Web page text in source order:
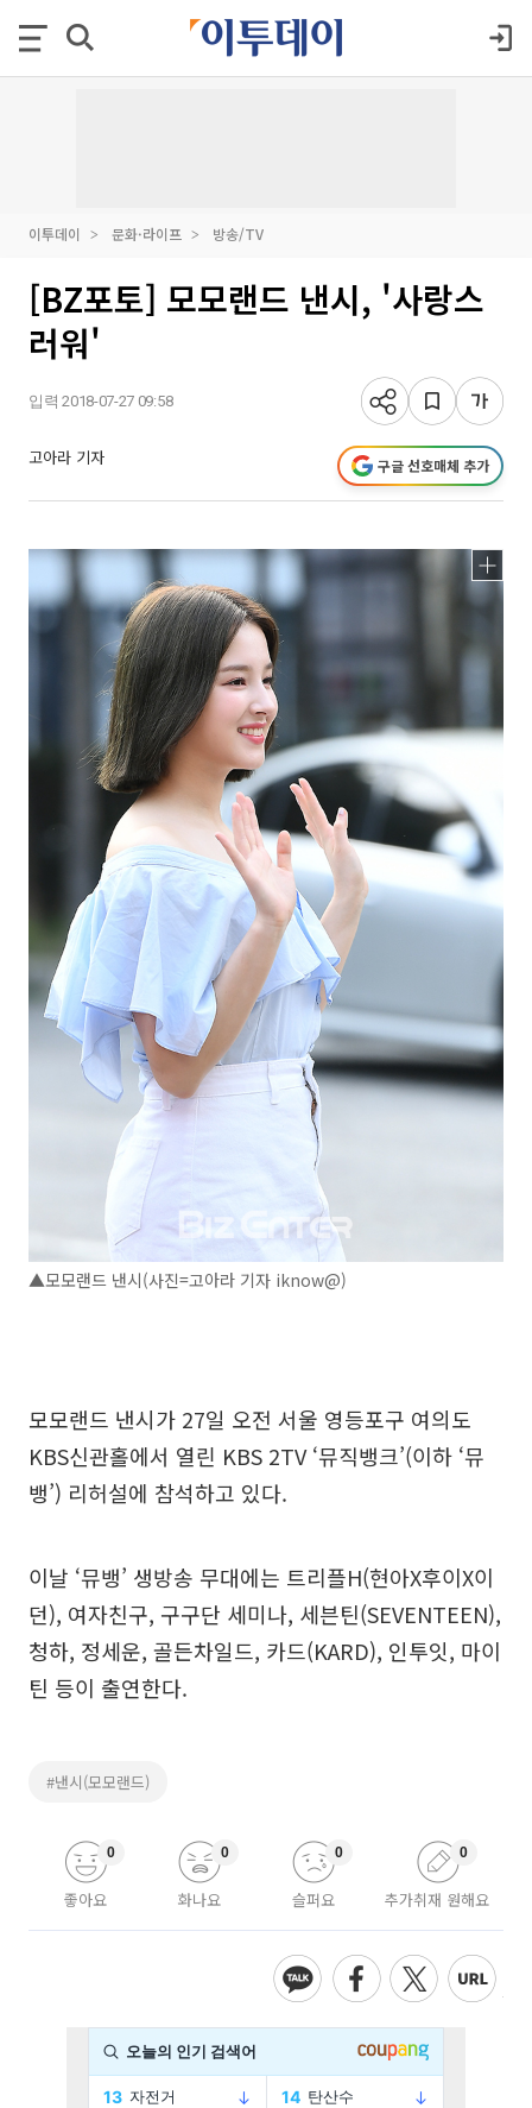
이투데이 문화·라이프 방송/TV
[BZ포토] 모모랜드 낸시, '사랑스
러워'
입력 2018-07-27 09:58
고아라 기자 구글 선호매체 추가
▲모모랜드 낸시(사진=고아라 기자 iknow@)
모모랜드 낸시가 27일 오전 서울 영등포구 여의도
KBS신관홀에서 열린 KBS 2TV ‘뮤직뱅크’(이하 ‘뮤
뱅’) 리허설에 참석하고 있다.
이날 ‘뮤뱅’ 생방송 무대에는 트리플H(현아X후이X이
던), 여자친구, 구구단 세미나, 세븐틴(SEVENTEEN),
청하, 정세운, 골든차일드, 카드(KARD), 인투잇, 마이
틴 등이 출연한다.
#낸시(모모랜드)
좋아요
0
화나요
0
슬퍼요
0
추가취재 원해요
0